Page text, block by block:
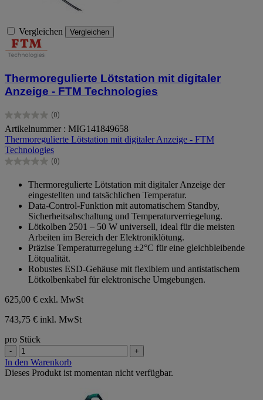
Vergleichen Vergleichen
Thermoregulierte Lötstation mit digitaler
Anzeige - FTM Technologies
(0)
0.0
von
5
Sternen.
Artikelnummer : MIG141849658
Thermoregulierte Lötstation mit digitaler Anzeige - FTM
Technologies
(0)
0.0
Sternen.
Thermoregulierte Lötstation mit digitaler Anzeige der
eingestellten und tatsächlichen Temperatur.
Data-Control-Funktion mit automatischem Standby,
Sicherheitsabschaltung und Temperaturverriegelung.
Lötkolben 2501 – 50 W universell, ideal für die meisten
Arbeiten im Bereich der Elektroniklötung.
Präzise Temperaturregelung ±2°C für eine gleichbleibende
Lötqualität.
Robustes ESD-Gehäuse mit flexiblem und antistatischem
Lötkolbenkabel für elektronische Umgebungen.
625,00 € exkl. MwSt
743,75 € inkl. MwSt
pro Stück
- +
In den Warenkorb
Dieses Produkt ist momentan nicht verfügbar.